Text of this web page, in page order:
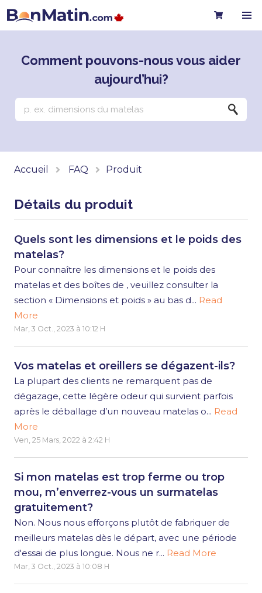
Comment pouvons-nous vous aider
aujourd’hui?
Accueil FAQ Produit
Détails du produit
Quels sont les dimensions et le poids des
matelas?
Pour connaître les dimensions et le poids des
matelas et des boîtes de , veuillez consulter la
section « Dimensions et poids » au bas d... Read
More
Mar, 3 Oct., 2023 à 10:12 H
Vos matelas et oreillers se dégazent-ils?
La plupart des clients ne remarquent pas de
dégazage, cette légère odeur qui survient parfois
après le déballage d’un nouveau matelas o... Read
More
Ven, 25 Mars, 2022 à 2:42 H
Si mon matelas est trop ferme ou trop
mou, m’enverrez-vous un surmatelas
gratuitement?
Non. Nous nous efforçons plutôt de fabriquer de
meilleurs matelas dès le départ, avec une période
d'essai de plus longue. Nous ne r... Read More
Mar, 3 Oct., 2023 à 10:08 H